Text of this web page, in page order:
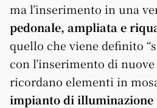
ma l’inserimento in una
pedonale, ampliata e
quello che viene definito
con l’inserimento di
ricordano elementi in
impianto di illuminazione